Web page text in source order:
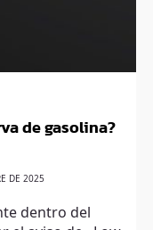
de gasolina?
DE 2025
dentro del